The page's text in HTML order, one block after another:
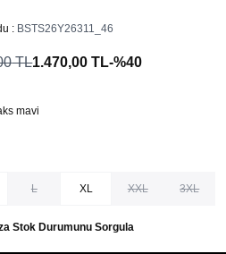
: BSTS26Y26311_46
TL1.470,00 TL-%40
mavi
L XL XXL 3XL
Stok Durumunu Sorgula